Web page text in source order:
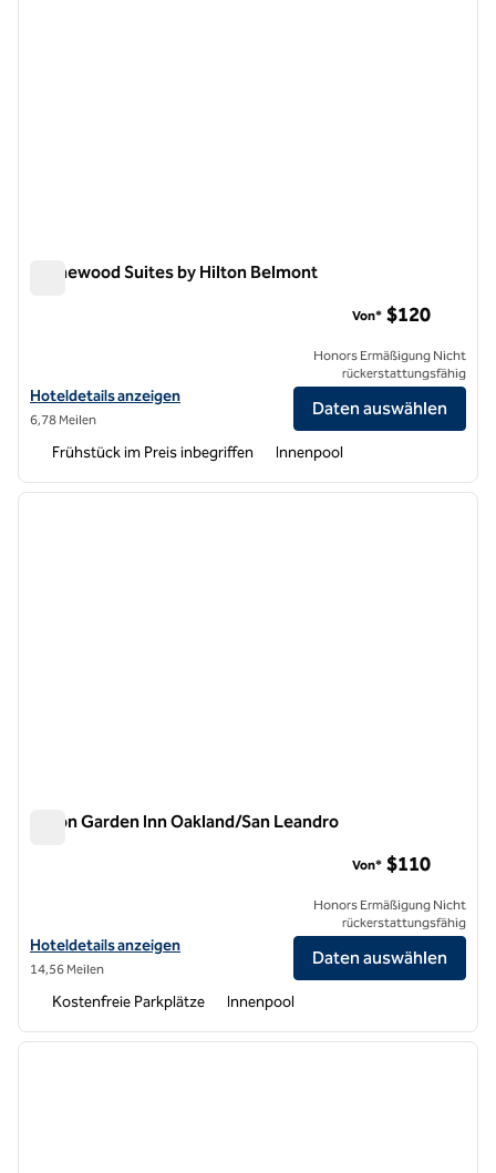
Homewood Suites by Hilton Belmont
Hoteldetails für Homewood Suites by Hilton Belmont anzeigen
Hoteldetails anzeigen
6,78 Meilen
Von* $120
Honors Ermäßigung Nicht
rückerstattungsfähig
Daten auswählen
Frühstück im Preis inbegriffen Innenpool
1 von 12
Hilton Garden Inn Oakland/San Leandro
Hoteldetails für Hilton Garden Inn Oakland/San Leandro anzeigen
Hoteldetails anzeigen
14,56 Meilen
Von* $110
Honors Ermäßigung Nicht
rückerstattungsfähig
Daten auswählen
Kostenfreie Parkplätze Innenpool
1 von 12